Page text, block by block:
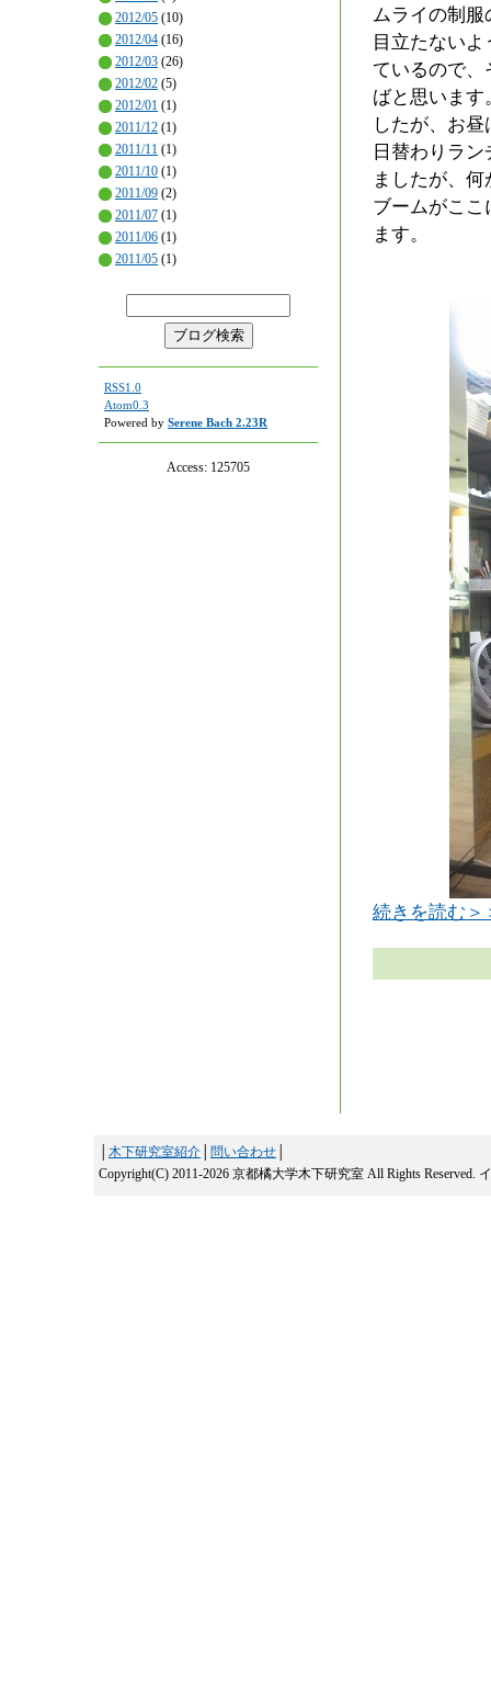
2012/05 (10)
2012/04 (16)
2012/03 (26)
2012/02 (5)
2012/01 (1)
2011/12 (1)
2011/11 (1)
2011/10 (1)
2011/09 (2)
2011/07 (1)
2011/06 (1)
2011/05 (1)
RSS1.0
Atom0.3
Powered by Serene Bach 2.23R
Access: 125705
ムライの制
目立たない
ているので
ばと思いま
したが、お
日替わりラ
ましたが、
ブームがこ
ます。
続きを読む＞
木下研究室紹介 問い合わせ
Copyright(C) 2011-2026 京都橘大学木下研究室 All Rights Reserved.